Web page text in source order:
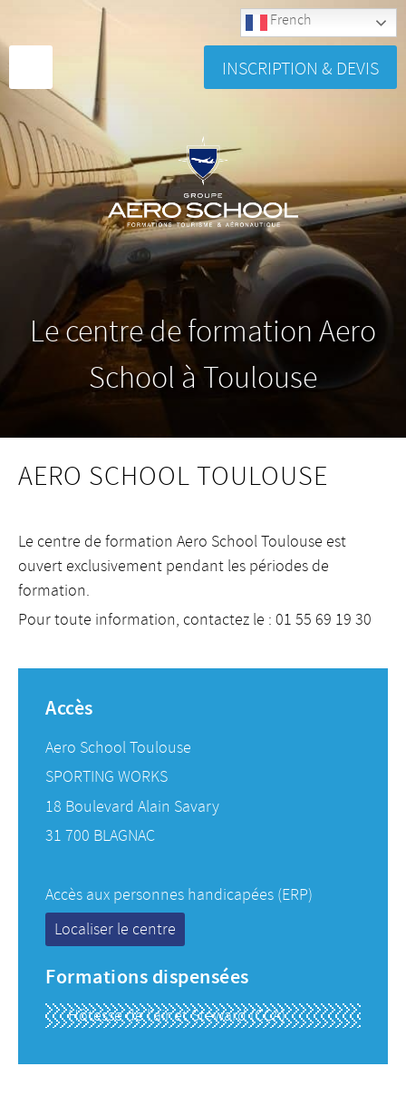
INSCRIPTION & DEVIS
Le centre de formation Aero
School à Toulouse
AERO SCHOOL TOULOUSE
Le centre de formation Aero School Toulouse est
ouvert exclusivement pendant les périodes de
formation.
Pour toute information, contactez le : 01 55 69 19 30
Accès
Aero School Toulouse
SPORTING WORKS
18 Boulevard Alain Savary
31 700 BLAGNAC
Accès aux personnes handicapées (ERP)
Localiser le centre
Formations dispensées
Hôtesse de l’air et Steward (CCA)
French